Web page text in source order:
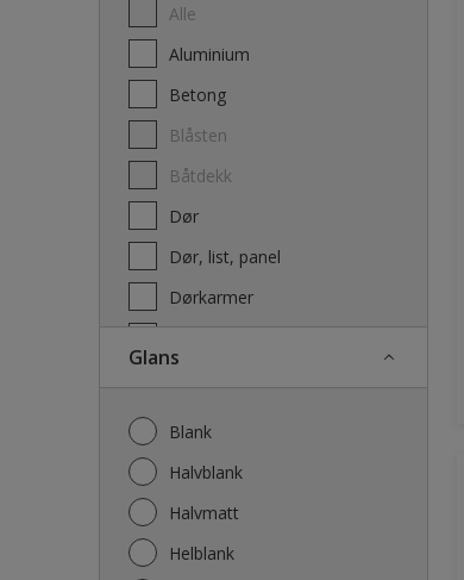
Alle
Aluminium
Betong
Blåsten
Båtdekk
Dør
Dør, list, panel
Dørkarmer
Glans
Blank
Halvblank
Halvmatt
Helblank